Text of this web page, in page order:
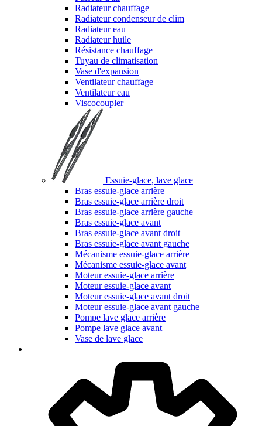
Radiateur chauffage
Radiateur condenseur de clim
Radiateur eau
Radiateur huile
Résistance chauffage
Tuyau de climatisation
Vase d'expansion
Ventilateur chauffage
Ventilateur eau
Viscocoupler
Essuie-glace, lave glace
Bras essuie-glace arrière
Bras essuie-glace arrière droit
Bras essuie-glace arrière gauche
Bras essuie-glace avant
Bras essuie-glace avant droit
Bras essuie-glace avant gauche
Mécanisme essuie-glace arrière
Mécanisme essuie-glace avant
Moteur essuie-glace arrière
Moteur essuie-glace avant
Moteur essuie-glace avant droit
Moteur essuie-glace avant gauche
Pompe lave glace arrière
Pompe lave glace avant
Vase de lave glace